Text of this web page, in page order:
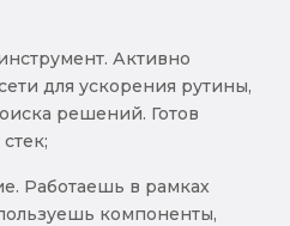
Активно
для ускорения рутины,
решений. Готов
Работаешь в рамках
компоненты,